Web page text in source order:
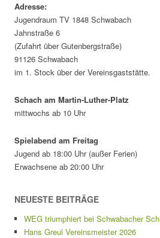
Adresse:
Jugendraum TV 1848 Schwabach
Jahnstraße 6
(Zufahrt über Gutenbergstraße)
91126 Schwabach
im 1. Stock über der Vereinsgaststätte.
Schach am Martin-Luther-Platz
mittwochs ab 10 Uhr
Spielabend am Freitag
Jugend ab 18:00 Uhr (außer Ferien)
Erwachsene ab 20:00 Uhr
NEUESTE BEITRÄGE
WEG triumphiert bei Schwabacher
Hans Greul Vereinsmeister 2026